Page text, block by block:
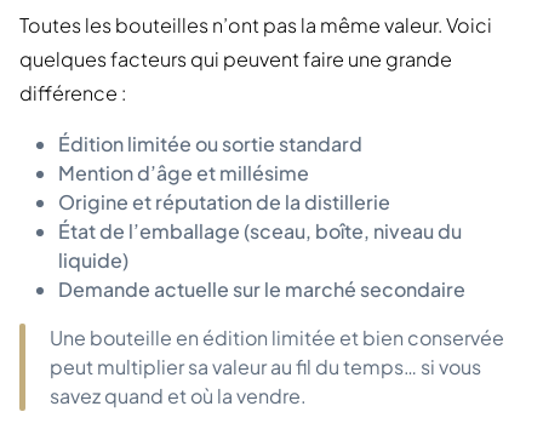
Toutes les bouteilles n’ont pas la même valeur. Voici
quelques facteurs qui peuvent faire une grande
différence :
Édition limitée ou sortie standard
Mention d’âge et millésime
Origine et réputation de la distillerie
État de l’emballage (sceau, boîte, niveau du
liquide)
Demande actuelle sur le marché secondaire
Une bouteille en édition limitée et bien conservée
peut multiplier sa valeur au fil du temps… si vous
savez quand et où la vendre.